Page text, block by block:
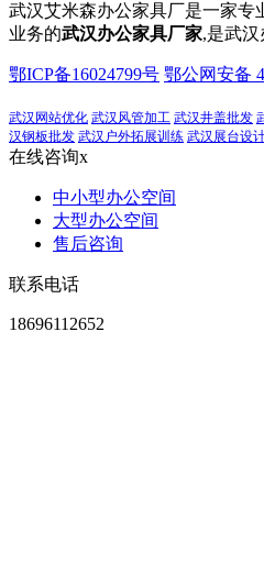
武汉艾米森办公家具厂是一家专
业务的武汉办公家具厂家,是武
鄂ICP备16024799号 鄂公网安备
武汉网站优化 武汉风管加工 武汉井盖批发
汉钢板批发 武汉户外拓展训练 武汉展台设
在线咨询x
中小型办公空间
大型办公空间
售后咨询
联系电话
18696112652